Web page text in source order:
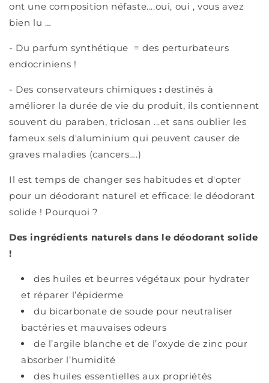
ont une composition néfaste....oui, oui , vous avez
bien lu …
- Du parfum synthétique = des perturbateurs
endocriniens !
- Des conservateurs chimiques : destinés à
améliorer la durée de vie du produit, ils contiennent
souvent du paraben, triclosan ...et sans oublier les
fameux sels d'aluminium qui peuvent causer de
graves maladies (cancers….)
Il est temps de changer ses habitudes et d'opter
pour un déodorant naturel et efficace: le déodorant
solide ! Pourquoi ?
Des ingrédients naturels dans le déodorant solide
!
des huiles et beurres végétaux pour hydrater
et réparer l’épiderme
du bicarbonate de soude pour neutraliser
bactéries et mauvaises odeurs
de l’argile blanche et de l’oxyde de zinc pour
absorber l’humidité
des huiles essentielles aux propriétés